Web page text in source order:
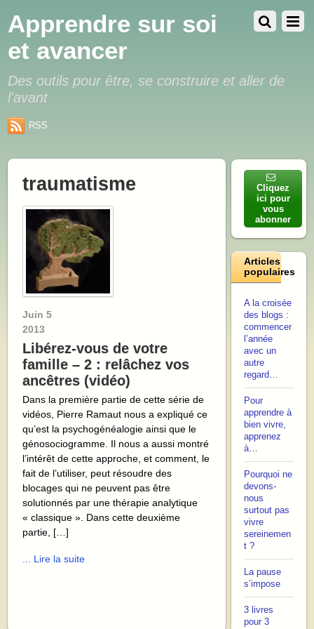
Apprendre sur soi
et avancer
Des outils pour être, se construire et aller de
l'avant
RSS
traumatisme
Juin 5
2013
Libérez-vous de votre
famille – 2 : relâchez vos
ancêtres (vidéo)
Dans la première partie de cette série de
vidéos, Pierre Ramaut nous a expliqué ce
qu’est la psychogénéalogie ainsi que le
génosociogramme. Il nous a aussi montré
l’intérêt de cette approche, et comment, le
fait de l’utiliser, peut résoudre des
blocages qui ne peuvent pas être
solutionnés par une thérapie analytique
« classique ». Dans cette deuxième
partie, […]
... Lire la suite
Cliquez
ici pour
vous
abonner
Articles
populaires
A la croisée
des blogs :
commencer
l’année
avec un
autre
regard…
Pour
apprendre à
bien vivre,
apprenez
à…
Pourquoi ne
devons-
nous
surtout pas
vivre
sereinemen
t ?
La pause
s’impose
3 livres
pour 3